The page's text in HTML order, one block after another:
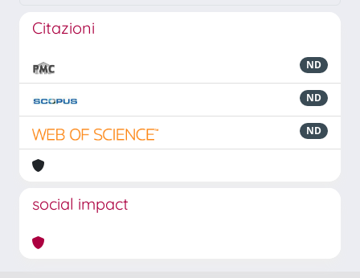
Citazioni
ND
ND
ND
social impact